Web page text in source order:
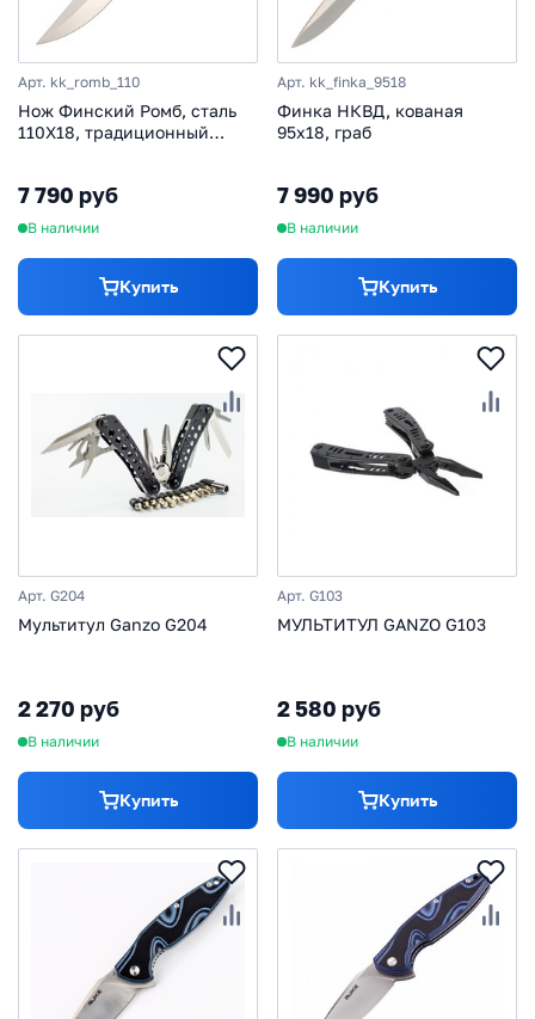
Арт. kk_romb_110
Нож Финский Ромб, сталь
110Х18, традиционный
7 790 руб
В наличии
Купить
Арт. kk_finka_9518
Финка НКВД, кованая
95х18, граб
7 990 руб
В наличии
Купить
Арт. G204
Мультитул Ganzo G204
2 270 руб
В наличии
Купить
Арт. G103
МУЛЬТИТУЛ GANZO G103
2 580 руб
В наличии
Купить